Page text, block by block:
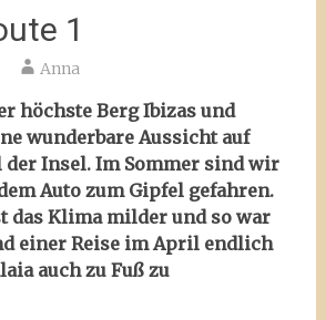
1
Anna
höchste Berg Ibizas und
wunderbare Aussicht auf
der Insel. Im Sommer sind wir
Auto zum Gipfel gefahren.
das Klima milder und so war
einer Reise im April endlich
auch zu Fuß zu